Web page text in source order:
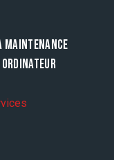
MAINTENANCE